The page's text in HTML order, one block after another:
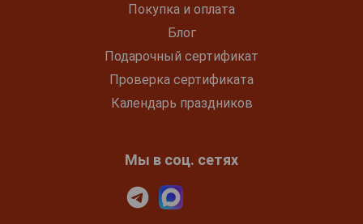
Покупка и оплата
Блог
Подарочный сертификат
Проверка сертификата
Календарь праздников
Мы в соц. сетях